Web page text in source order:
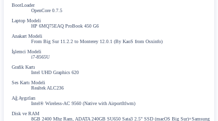
BootLoader
OpenCore 0.7.5
Laptop Modeli
HP 6MQ75EAQ ProBook 450 G6
Anakart Modeli
From Big Sur 11.2.2 to Monterey 12.0.1 (By KaoS from Osxinfo)
İşlemci Modeli
i7-8565U
Grafik Kartı
Intel UHD Graphics 620
Ses Kartı Modeli
Realtek ALC236
Ağ Aygıtları
Intel® Wireless-AC 9560 (Native with AirportItlwm)
Disk ve RAM
8GB 2400 Mhz Ram, ADATA 240GB SU650 Sata3 2.5" SSD (macOS Big Sur)+Samsung